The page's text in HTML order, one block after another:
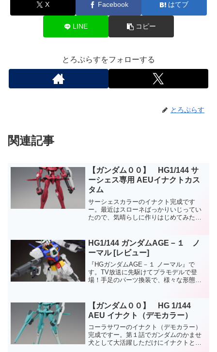
X Facebook はてブ
LINE コピー
とろぷらすをフォローする
とろぷらす
関連記事
【ガンダム００】 HG1/144 サ
ーシェス専用 AEUイナクトカス
タム
サーシェスカラーのイナクト完成です
ー。最近はスローネばっかりいじってい
たので、気晴らしに作りはじめてみたら
にはうってつけですね。
HG1/144 ガンダムAGE－１ ノ
ーマル [レビュー]
『HGガンダムAGE－１ ノーマル』で
す。TV放送に先駆けてプラモデルで登
場！手足のパーツ換装で、様々な形態へ
ーソドックスなノーマルタイプ。総パー
ツ数は多くないですが、...
【ガンダム００】 HG 1/144
AEU イナクト（デモカラー）
コーラサワーのイナクト（デモカラー）
完成ですー。第１話でガンダムのかませ
犬として大活躍しただけにイナクトとい